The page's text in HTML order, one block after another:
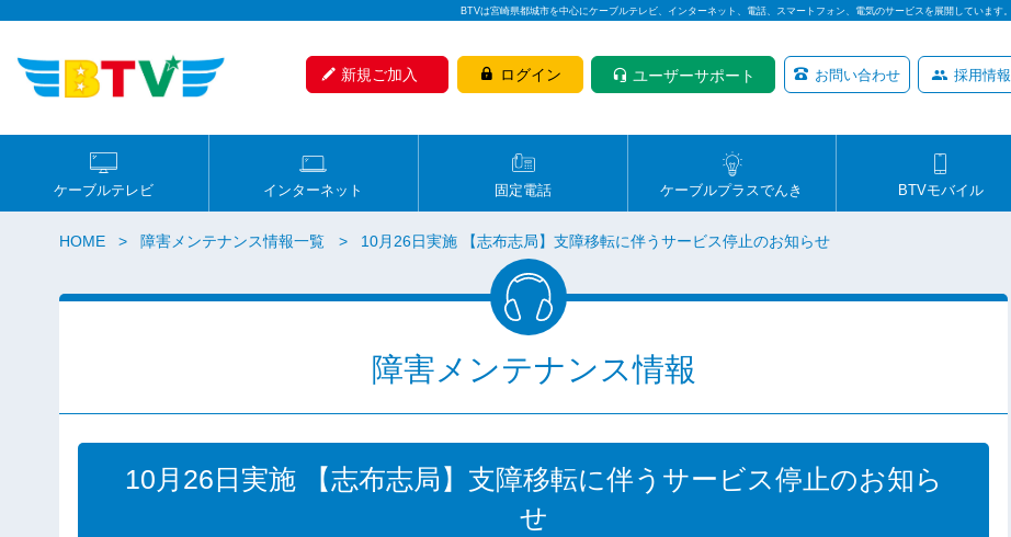
BTVは宮崎県都城市を中心にケーブルテレビ、インターネット、電話、スマートフォン、電気のサービスを展開しています。
新規ご加入 ログイン ユーザーサポート お問い合わせ 採用情報
ケーブルテレビ インターネット 固定電話 ケーブルプラスでんき BTVモバイル
HOME 障害メンテナンス情報一覧 10月26日実施 【志布志局】支障移転に伴うサービス停止のお知らせ
障害メンテナンス情報
10月26日実施 【志布志局】支障移転に伴うサービス停止のお知ら
せ